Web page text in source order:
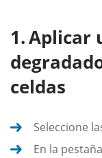
Aplicar
celdas
Seleccione
En la pestaña